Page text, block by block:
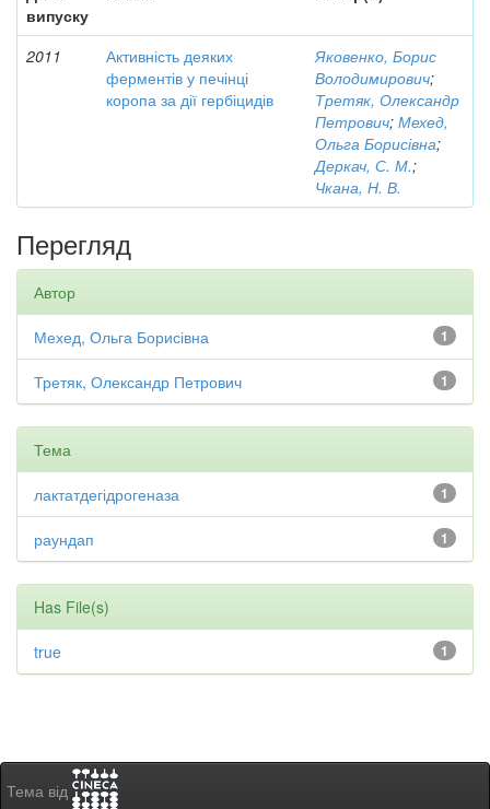
випуску
2011
Активність деяких
ферментів у печінці
коропа за дії гербіцидів
Яковенко, Борис
Володимирович;
Третяк, Олександр
Петрович; Мехед,
Ольга Борисівна;
Деркач, С. М.;
Чкана, Н. В.
Перегляд
Автор
1
Мехед, Ольга Борисівна
1
Третяк, Олександр Петрович
Тема
1
лактатдегідрогеназа
1
раундап
Has File(s)
1
true
Тема від